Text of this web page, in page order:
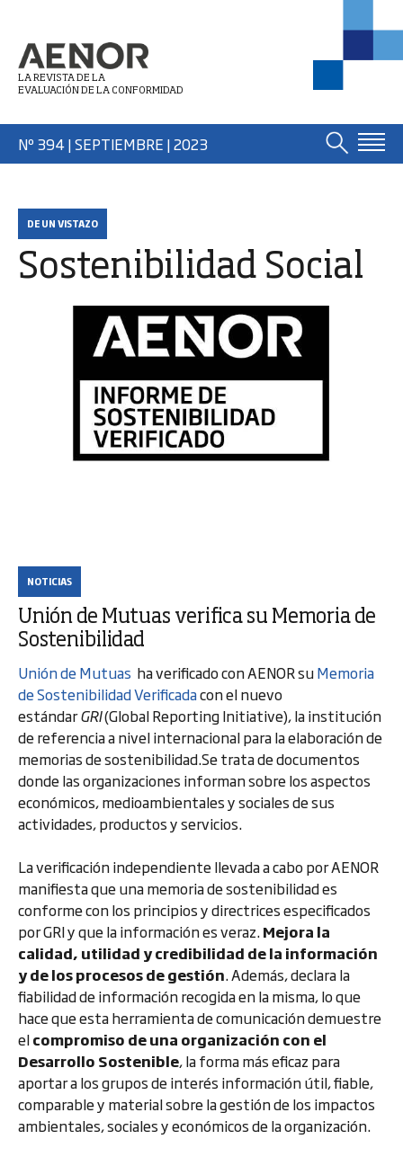
LA REVISTA DE LA
EVALUACIÓN DE LA CONFORMIDAD
Nº 394 | SEPTIEMBRE | 2023
DE UN VISTAZO
Sostenibilidad Social
NOTICIAS
Unión de Mutuas verifica su Memoria de
Sostenibilidad
Unión de Mutuas ha verificado con AENOR suMemoria
de Sostenibilidad Verificadacon el nuevo
estándarGRI(Global Reporting Initiative), la institución
de referencia a nivel internacional para la elaboración de
memorias de sostenibilidad.Se trata de documentos
donde las organizaciones informan sobre los aspectos
económicos, medioambientales y sociales de sus
actividades, productos y servicios.
La verificación independiente llevada a cabo por AENOR
manifiesta que una memoria de sostenibilidades
conforme con los principios y directrices especificados
por GRI y que la información es veraz.Mejora la
calidad, utilidad y credibilidad de la información
y de los procesos de gestión. Además, declara la
fiabilidad de información recogida en la misma, lo que
hace que esta herramienta de comunicación demuestre
elcompromiso de una organización con el
Desarrollo Sostenible, la forma más eficaz para
aportar a los grupos de interés información útil, fiable,
comparable y material sobre la gestión de los impactos
ambientales, sociales y económicos de la organización.